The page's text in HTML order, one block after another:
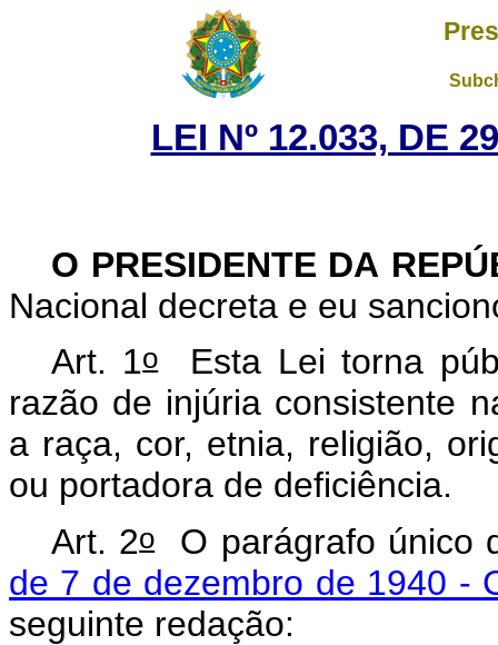
LEI Nº 12.033, DE
O PRESIDENTE DA
Nacional decreta e eu
Art. 1oEsta Lei torna
razão de injúria consistente
a raça, cor, etnia, religião,
ou portadora de deficiência.
Art. 2oO parágrafo único
de 7 de dezembro de 1940 -
seguinte redação: